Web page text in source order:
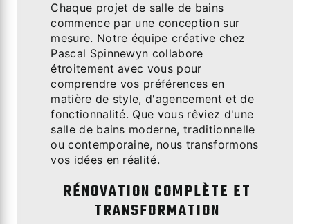
Chaque projet de salle de bains
commence par une conception sur
mesure. Notre équipe créative chez
Pascal Spinnewyn collabore
étroitement avec vous pour
comprendre vos préférences en
matière de style, d'agencement et de
fonctionnalité. Que vous rêviez d'une
salle de bains moderne, traditionnelle
ou contemporaine, nous transformons
vos idées en réalité.
RÉNOVATION COMPLÈTE ET
TRANSFORMATION